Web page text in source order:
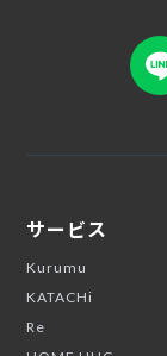
サービス
Kurumu
KATACHi
Re